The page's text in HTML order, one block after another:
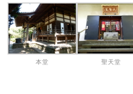
本堂 聖天堂